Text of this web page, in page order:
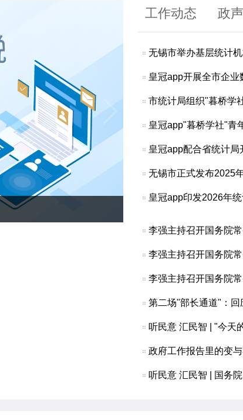
工作动态 政
无锡市举办基层统计
皇冠app开展全市企
市统计局组织"暮桥学
皇冠app"暮桥学社"青
皇冠app配合省统计
无锡市正式发布2025
皇冠app印发2026年
李强主持召开国务院
李强主持召开国务院
李强主持召开国务院
第二场"部长通道"：回
听民意 汇民智 | "今
政府工作报告里的变
听民意 汇民智 | 国务